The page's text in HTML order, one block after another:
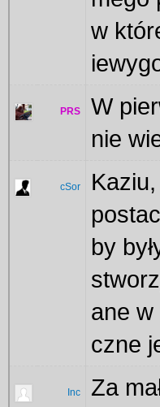
w
PRS
W
nie
cSor
by
ane w
czne
Inc Za